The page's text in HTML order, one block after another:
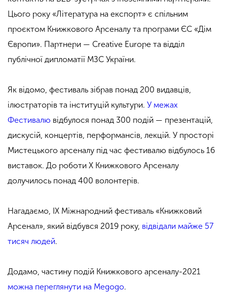
Цього року «Література на експорт» є спільним
проєктом Книжкового Арсеналу та програми ЄС «Дім
Європи». Партнери — Creative Europe та відділ
публічної дипломатії МЗС України.
Як відомо, фестиваль зібрав понад 200 видавців,
ілюстраторів та інституцій культури. У межах
Фестивалю відбулося понад 300 подій — презентацій,
дискусій, концертів, перформансів, лекцій. У просторі
Мистецького арсеналу під час фестивалю відбулось 16
виставок. До роботи Х Книжкового Арсеналу
долучилось понад 400 волонтерів.
Нагадаємо, IX Міжнародний фестиваль «Книжковий
Арсенал», який відбувся 2019 року, відвідали майже 57
тисяч людей.
Додамо, частину подій Книжкового арсеналу-2021
можна переглянути на Megogo.